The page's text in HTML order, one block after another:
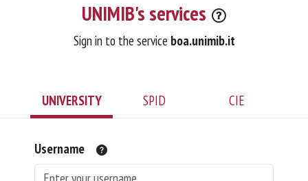
UNIMIB's services
Sign in to the service boa.unimib.it
UNIVERSITY SPID CIE
Username